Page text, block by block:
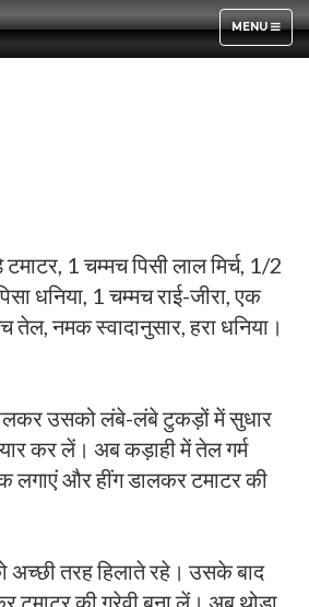
TOGGLE
NAVIGATION
MENU
1 चम्मच पिसी लाल मिर्च, 1/2
धनिया, 1 चम्मच राई-जीरा, एक
तेल, नमक स्वादानुसार, हरा धनिया।
उसको लंबे-लंबे टुकड़ों में सुधार
कर लें। अब कड़ाही में तेल गर्म
लगाएं और हींग डालकर टमाटर की
अच्छी तरह हिलाते रहे। उसके बाद
टमाटर की ग्रेवी बना लें। अब थोड़ा